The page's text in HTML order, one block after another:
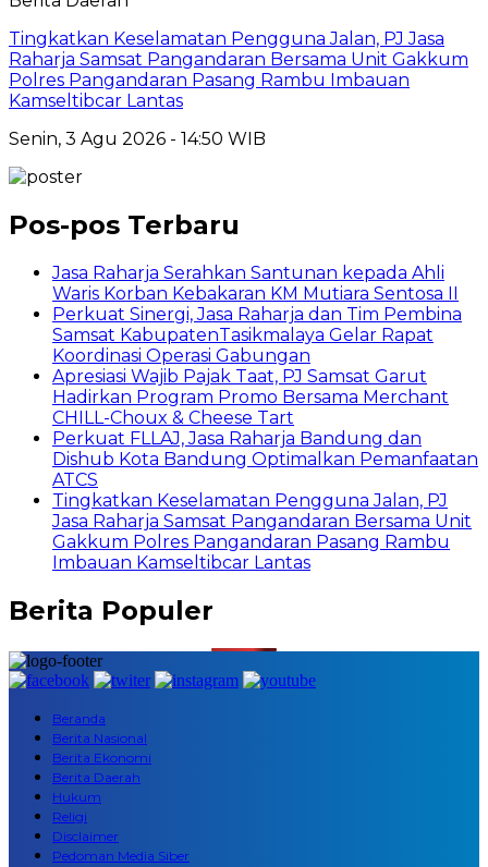
Tingkatkan Keselamatan Pengguna Jalan, PJ Jasa
Raharja Samsat Pangandaran Bersama Unit Gakkum
Polres Pangandaran Pasang Rambu Imbauan
Kamseltibcar Lantas
Senin, 3 Agu 2026 - 14:50 WIB
Pos-pos Terbaru
Jasa Raharja Serahkan Santunan kepada Ahli
Waris Korban Kebakaran KM Mutiara Sentosa II
Perkuat Sinergi, Jasa Raharja dan Tim Pembina
Samsat KabupatenTasikmalaya Gelar Rapat
Koordinasi Operasi Gabungan
Apresiasi Wajib Pajak Taat, PJ Samsat Garut
Hadirkan Program Promo Bersama Merchant
CHILL-Choux & Cheese Tart
Perkuat FLLAJ, Jasa Raharja Bandung dan
Dishub Kota Bandung Optimalkan Pemanfaatan
ATCS
Tingkatkan Keselamatan Pengguna Jalan, PJ
Jasa Raharja Samsat Pangandaran Bersama Unit
Gakkum Polres Pangandaran Pasang Rambu
Imbauan Kamseltibcar Lantas
Berita Populer
Beranda
Berita Nasional
Berita Ekonomi
Berita Daerah
Hukum
Religi
Disclaimer
Pedoman Media Siber